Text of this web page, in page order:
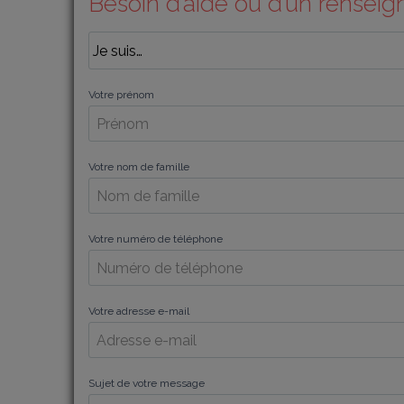
Votre prénom
Votre nom de famille
Votre numéro de téléphone
Votre adresse e-mail
Sujet de votre message